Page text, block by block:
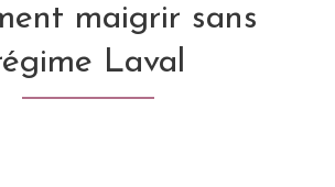
maigrir sans
Laval